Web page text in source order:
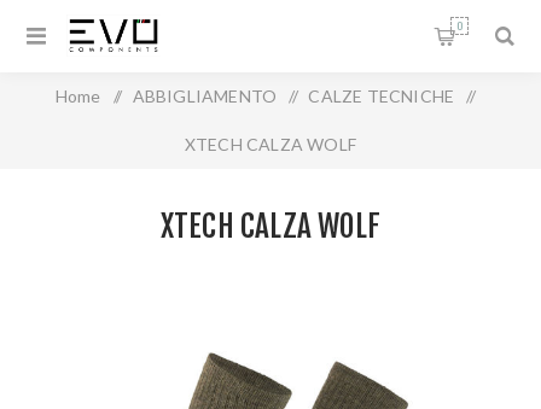
0
Home / ABBIGLIAMENTO / CALZE TECNICHE /
XTECH CALZA WOLF
XTECH CALZA WOLF